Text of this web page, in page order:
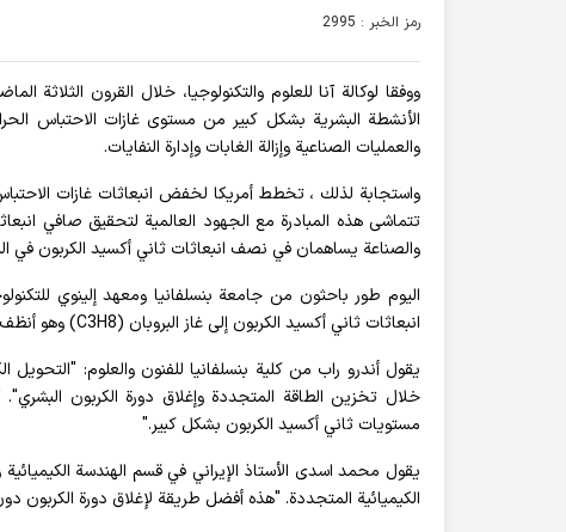
رمز الخبر : 2995
ووفقا لوكالة آنا للعلوم والتكنولوجيا، خلال القرون الثلاثة
الأنشطة البشرية بشكل كبير من مستوى غازات الاحتباس
والعمليات الصناعية وإزالة الغابات وإدارة النفايات.
والصناعة يساهمان في نصف انبعاثات ثاني أكسيد الكربون في
اليوم طور باحثون من جامعة بنسلفانيا ومعهد إلينوي
انبعاثات ثاني أكسيد الكربون إلى غاز البروبان (C3H8) وهو أنظف وأكثر كثافة .
يقول أندرو راب من كلية بنسلفانيا للفنون والعلوم:
خلال تخزين الطاقة المتجددة وإغلاق دورة الكربون
مستويات ثاني أكسيد الكربون بشكل كبير."
يقول محمد اسدی الأستاذ الإيراني في قسم الهندسة
الكيميائية المتجددة. "هذه أفضل طريقة لإغلاق دورة الكربون